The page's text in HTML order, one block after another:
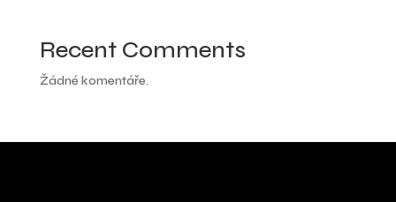
Recent Comments
Žádné komentáře.